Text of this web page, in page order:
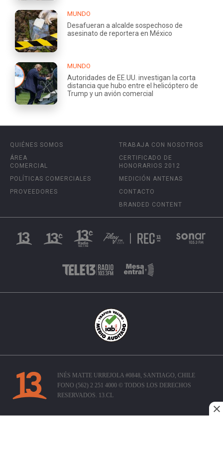
MUNDO
Desafueran a alcalde sospechoso de
asesinato de reportera en México
MUNDO
Autoridades de EE.UU. investigan la corta
distancia que hubo entre el helicóptero de
Trump y un avión comercial
QUIÉNES SOMOS
ÁREA
COMERCIAL
POLÍTICAS COMERCIALES
PROVEEDORES
TRABAJA CON NOSOTROS
CERTIFICADO DE
HONORARIOS 2012
MEDICIÓN ANTENAS
CONTACTO
BRANDED CONTENT
INÉS MATTE URREJOLA #0848, SANTIAGO, CHILE
FONO (562) 2 251 4000 © TODOS LOS DERECHOS
RESERVADOS. 13.CL